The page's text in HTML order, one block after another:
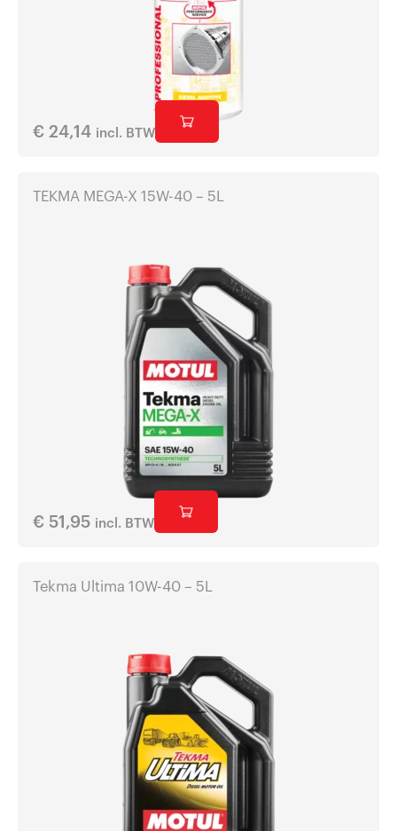
€ 24,14 incl. BTW
TEKMA MEGA-X 15W-40 – 5L
€ 51,95 incl. BTW
Tekma Ultima 10W-40 – 5L